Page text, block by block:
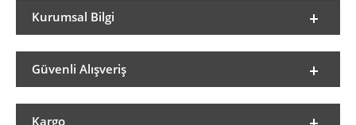
Kurumsal Bilgi
Güvenli Alışveriş
Kargo